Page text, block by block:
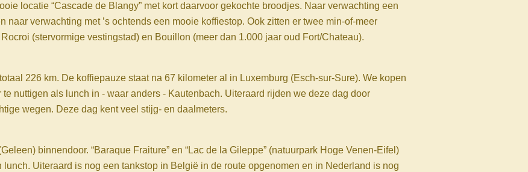
locatie “Cascade de Blangy” met kort daarvoor gekochte broodjes. Naar verwachting een
naar verwachting met ’s ochtends een mooie koffiestop. Ook zitten er twee min-of-meer
(stervormige vestingstad) en Bouillon (meer dan 1.000 jaar oud Fort/Chateau).
226 km. De koffiepauze staat na 67 kilometer al in Luxemburg (Esch-sur-Sure). We kopen
nuttigen als lunch in - waar anders - Kautenbach. Uiteraard rijden we deze dag door
wegen. Deze dag kent veel stijg- en daalmeters.
binnendoor. “Baraque Fraiture” en “Lac de la Gileppe” (natuurpark Hoge Venen-Eifel)
Uiteraard is nog een tankstop in België in de route opgenomen en in Nederland is nog